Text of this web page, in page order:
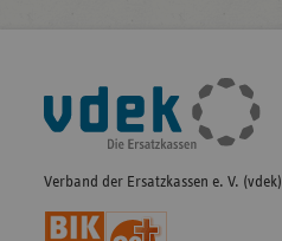
Fußleisten-
Navigation
Verband der Ersatzkassen e. V. (vdek)